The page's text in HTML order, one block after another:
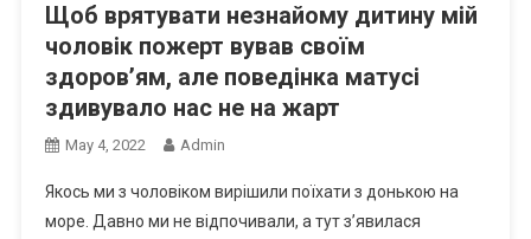
Щоб врятувати незнайому дитину мій
чоловік пожерт вував своїм
здоров’ям, але поведінка матусі
здивувало нас не на жарт
May 4, 2022 Admin
Якось ми з чоловіком вирішили поїхати з донькою на
море. Давно ми не відпочивали, а тут з’явилася